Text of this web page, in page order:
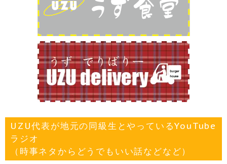
UZU代表が地元の同級生とやっているYouTube
ラジオ
（時事ネタからどうでもいい話などなど）